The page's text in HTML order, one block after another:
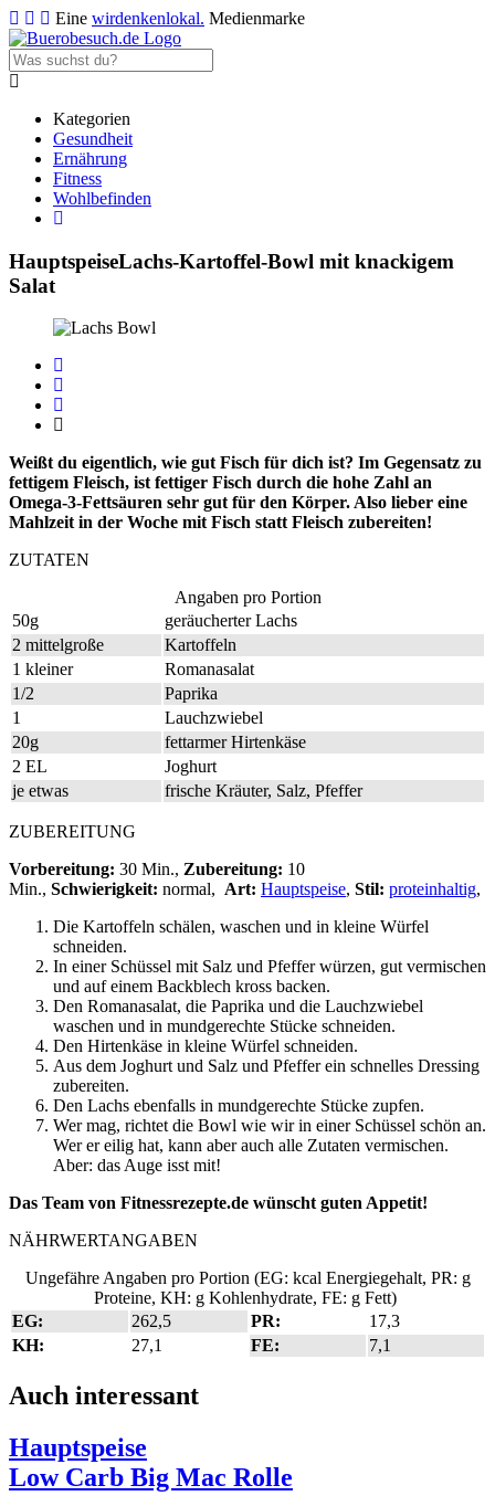
Eine wirdenkenlokal. Medienmarke
Kategorien
Gesundheit
Ernährung
Fitness
Wohlbefinden
HauptspeiseLachs-Kartoffel-Bowl mit knackigem
Salat
Weißt du eigentlich, wie gut Fisch für dich ist? Im Gegensatz zu
fettigem Fleisch, ist fettiger Fisch durch die hohe Zahl an
Omega-3-Fettsäuren sehr gut für den Körper. Also lieber eine
Mahlzeit in der Woche mit Fisch statt Fleisch zubereiten!
ZUTATEN
Angaben pro Portion
50g
geräucherter Lachs
2 mittelgroße
Kartoffeln
1 kleiner
Romanasalat
1/2
Paprika
1
Lauchzwiebel
20g
fettarmer Hirtenkäse
2 EL
Joghurt
je etwas
frische Kräuter, Salz, Pfeffer
ZUBEREITUNG
Vorbereitung: 30 Min., Zubereitung: 10
Min., Schwierigkeit: normal, Art: Hauptspeise, Stil: proteinhaltig,
Die Kartoffeln schälen, waschen und in kleine Würfel
schneiden.
In einer Schüssel mit Salz und Pfeffer würzen, gut vermischen
und auf einem Backblech kross backen.
Den Romanasalat, die Paprika und die Lauchzwiebel
waschen und in mundgerechte Stücke schneiden.
Den Hirtenkäse in kleine Würfel schneiden.
Aus dem Joghurt und Salz und Pfeffer ein schnelles Dressing
zubereiten.
Den Lachs ebenfalls in mundgerechte Stücke zupfen.
Wer mag, richtet die Bowl wie wir in einer Schüssel schön an.
Wer er eilig hat, kann aber auch alle Zutaten vermischen.
Aber: das Auge isst mit!
Das Team von Fitnessrezepte.de wünscht guten Appetit!
NÄHRWERTANGABEN
Ungefähre Angaben pro Portion (EG: kcal Energiegehalt, PR: g
Proteine, KH: g Kohlenhydrate, FE: g Fett)
EG:
262,5 PR:
17,3
KH:
27,1 FE: 7,1
Auch interessant
Hauptspeise
Low Carb Big Mac Rolle